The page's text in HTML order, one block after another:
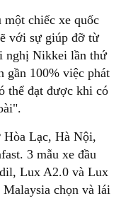
một chiếc xe quốc
với sự giúp đỡ từ
nghị Nikkei lần thứ
gần 100% việc phát
thể đạt được khi có
Hòa Lạc, Hà Nội,
3 mẫu xe đầu
Lux A2.0 và Lux
chọn và lái